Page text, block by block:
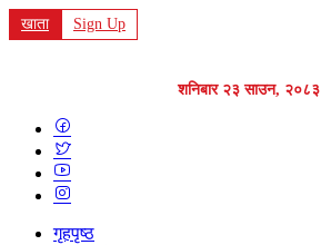
खाता Sign Up
शनिबार २३ साउन, २०८३
गृहपृष्ठ